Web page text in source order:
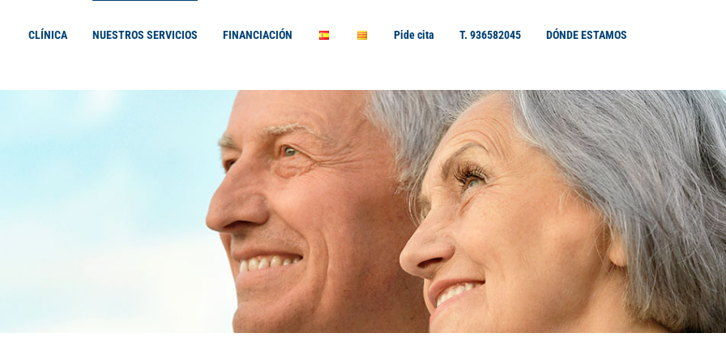
CLÍNICA NUESTROS SERVICIOS FINANCIACIÓN Pide cita T. 936582045 DÓNDE ESTAMOS